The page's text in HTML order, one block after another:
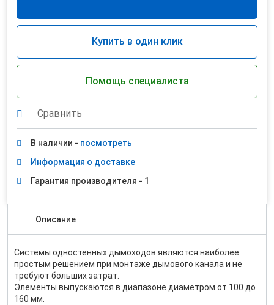
Купить в один клик
Помощь специалиста
Сравнить
В наличии - посмотреть
Информация о доставке
Гарантия производителя - 1
Описание
Системы одностенных дымоходов являются наиболее
простым решением при монтаже дымового канала и не
требуют больших затрат.
Элементы выпускаются в диапазоне диаметром от 100 до
160 мм.